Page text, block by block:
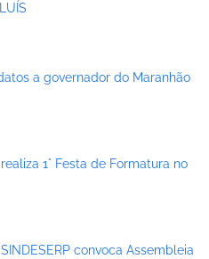
a governador do Maranhão
1° Festa de Formatura no
convoca Assembleia